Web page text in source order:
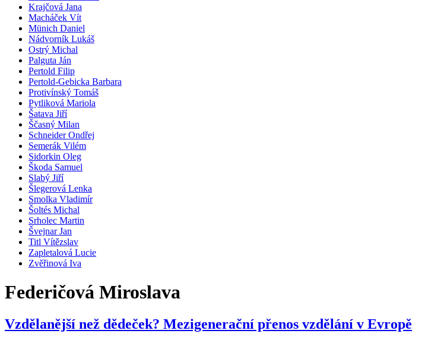
Krajčová Jana
Macháček Vít
Münich Daniel
Nádvorník Lukáš
Ostrý Michal
Palguta Ján
Pertold Filip
Pertold-Gebicka Barbara
Protivínský Tomáš
Pytliková Mariola
Šatava Jiří
Ščasný Milan
Schneider Ondřej
Semerák Vilém
Sidorkin Oleg
Škoda Samuel
Slabý Jiří
Šlegerová Lenka
Smolka Vladimír
Šoltés Michal
Srholec Martin
Švejnar Jan
Titl Vítězslav
Zapletalová Lucie
Zvěřinová Iva
Federičová Miroslava
Vzdělanější než dědeček? Mezigenerační přenos vzdělání v Evropě